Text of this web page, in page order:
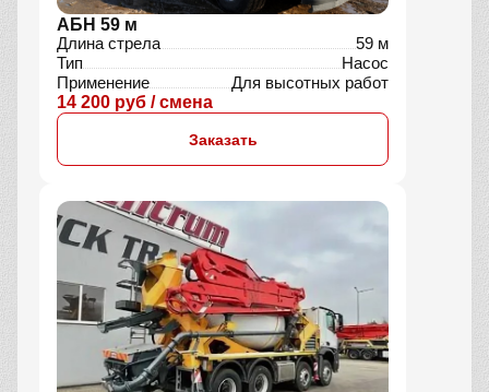
АБН 59 м
Длина стрела
59 м
Тип
Насос
Применение
Для высотных работ
14 200 руб / смена
Заказать